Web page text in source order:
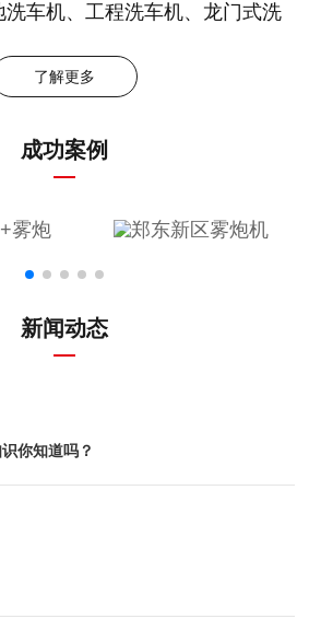
洗车机、工程洗车机、龙门式洗
了解更多
成功案例
新闻动态
你知道吗？